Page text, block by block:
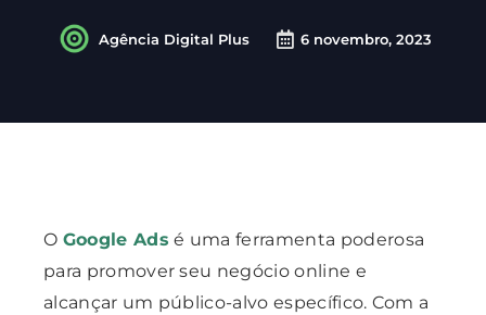
Agência Digital Plus 6 novembro, 2023
O Google Ads é uma ferramenta poderosa
para promover seu negócio online e
alcançar um público-alvo específico. Com a